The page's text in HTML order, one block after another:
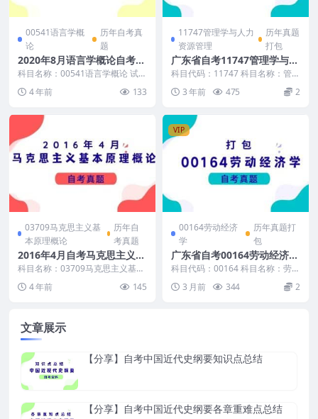
00541语言学概
论
历年自考真
题
2020年8月语言学概论自考真
题和答案
科目名称：00541语言学概论 试卷
全称：2020年8月高等教育自学考
试语言学概...
4 年前 133
11747管理学与人力
资源管理
历年真题
打包
广东省自考11747管理学与人
力资源管理历年真题及答案
科目代码：11747 科目名称：管理
学与人力资源管理 自考真题及答
案包含： 广东...
3 年前 475 2
03709马克思主义基
本原理概论
历年自
考真题
2016年4月自考马克思主义基
本原理概论真题和答案
科目名称：03709马克思主义基本
等教育自学...
4 年前 145
VIP
00164劳动经济
学
历年真题打
包
广东省自考00164劳动经济学
历年真题及答案
科目代码：00164 科目名称：劳动
经济学 自考真题及答案包含： 20
26年4月...
3 月前 344 2
文章展示
【分享】自考中国近代史纲要知识点总结
【分享】自考中国近代史纲要各章重难点总结